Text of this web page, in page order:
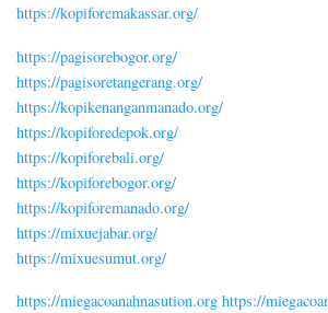
https://kopiforemakassar.org/
https://pagisorebogor.org/
https://pagisoretangerang.org/
https://kopikenanganmanado.org/
https://kopiforedepok.org/
https://kopiforebali.org/
https://kopiforebogor.org/
https://kopiforemanado.org/
https://mixuejabar.org/
https://mixuesumut.org/
https://miegacoanahnasution.org https://